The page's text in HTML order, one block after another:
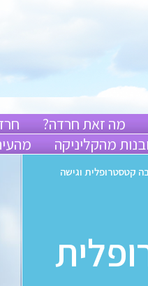
מה זאת חרדה?
מהקליניקה
קטסטרופלית וגישה